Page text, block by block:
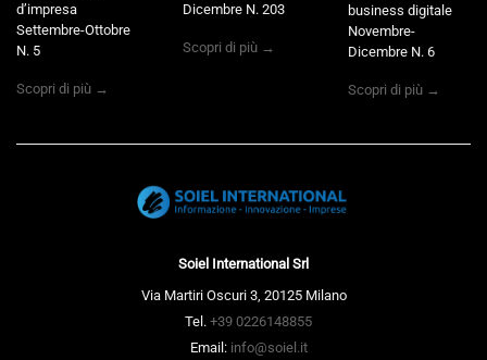
d’impresa
Settembre-Ottobre
N. 5
Scopri di più →
Dicembre N. 203
Scopri di più →
business digitale
Novembre-
Dicembre N. 6
Scopri di più →
Soiel International Srl
Via Martiri Oscuri 3, 20125 Milano
Tel. +39 0226148855
Email: info@soiel.it